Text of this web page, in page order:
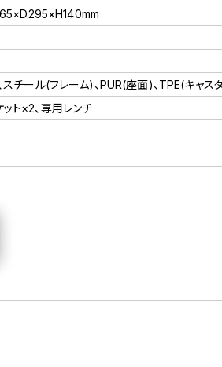
スチール(フレーム)、PUR(座面)、TPE(キャス
ト×2、専用レンチ